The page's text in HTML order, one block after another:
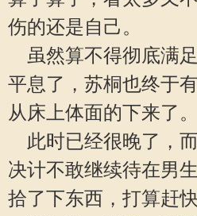
伤的还是自己。
虽然算不得彻底满
平息了，苏桐也终于
从床上体面的下来了。
此时已经很晚了，
决计不敢继续待在男
拾了下东西，打算赶快